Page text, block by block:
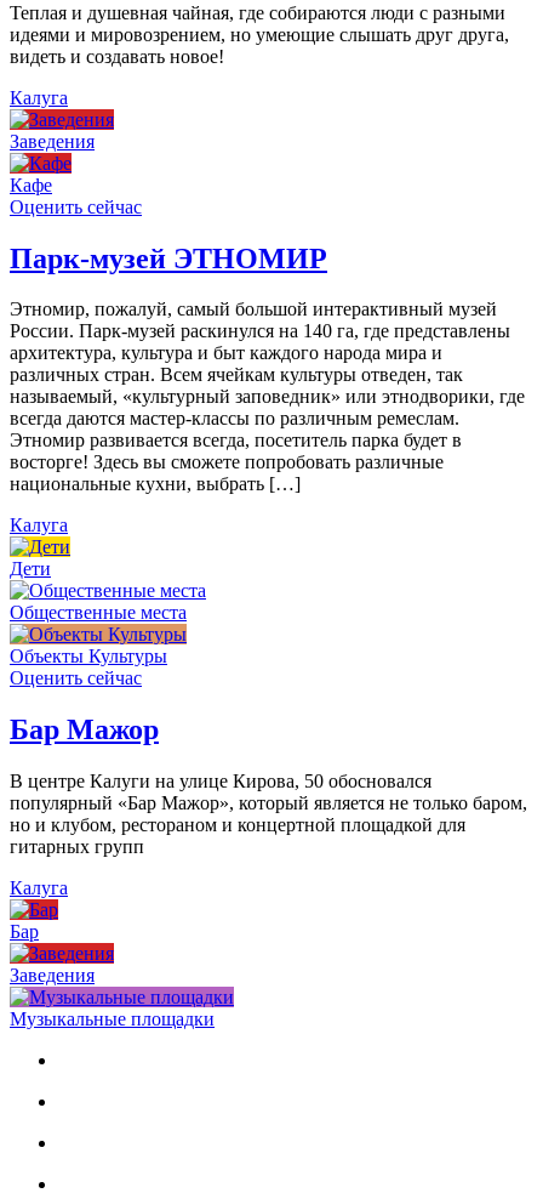
Теплая и душевная чайная, где собираются люди с разными
идеями и мировозрением, но умеющие слышать друг друга,
видеть и создавать новое!
Калуга
Заведения
Кафе
Оценить сейчас
Парк-музей ЭТНОМИР
Этномир, пожалуй, самый большой интерактивный музей
России. Парк-музей раскинулся на 140 га, где представлены
архитектура, культура и быт каждого народа мира и
различных стран. Всем ячейкам культуры отведен, так
называемый, «культурный заповедник» или этнодворики, где
всегда даются мастер-классы по различным ремеслам.
Этномир развивается всегда, посетитель парка будет в
восторге! Здесь вы сможете попробовать различные
национальные кухни, выбрать […]
Калуга
Дети
Общественные места
Объекты Культуры
Оценить сейчас
Бар Мажор
В центре Калуги на улице Кирова, 50 обосновался
популярный «Бар Мажор», который является не только баром,
но и клубом, рестораном и концертной площадкой для
гитарных групп
Калуга
Бар
Заведения
Музыкальные площадки